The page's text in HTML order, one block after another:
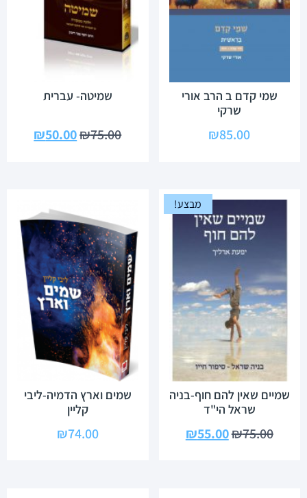
שמי קדם ב הרב אורי
שרקי
₪85.00
שמיטה- עברית
₪75.00
₪50.00
מבצע!
שמיים שאין להם חוף-בניה
שראל הי"ד
₪75.00
₪55.00
שמים וארץ הדמיה-ליבי
קליין
₪74.00